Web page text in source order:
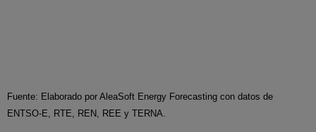
Fuente: Elaborado por AleaSoft Energy Forecasting con datos de
ENTSO-E, RTE, REN, REE y TERNA.